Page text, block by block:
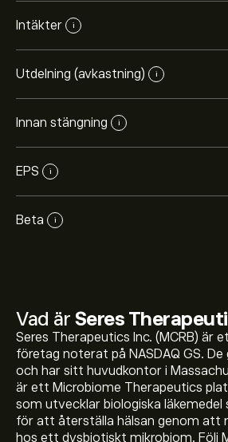
Intäkter i
Utdelning (avkastning) i
Innan stängning i
EPS i
Beta i
Vad är Seres
Seres Therapeutics Inc. (MCRB) är
företag noterat på NASDAQ GS. De
och har sitt huvudkontor i
är ett Microbiome Therapeutics
som utvecklar biologiska
för att återställa hälsan genom att
hos ett dysbiotiskt mikrobiom. Följ